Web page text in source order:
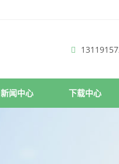
新闻中心 下载中心